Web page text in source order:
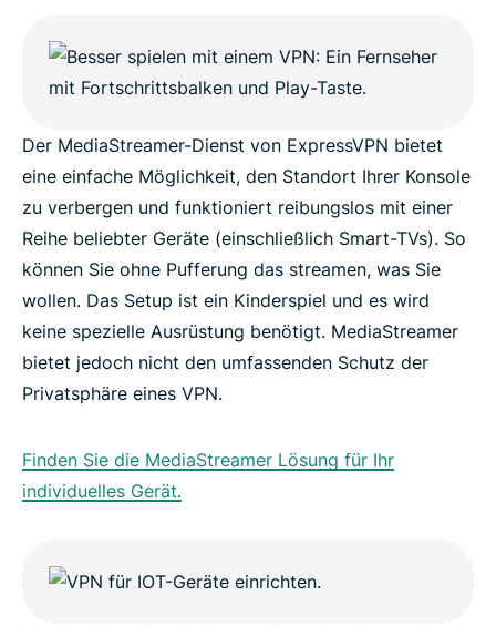
Der MediaStreamer-Dienst von ExpressVPN bietet
eine einfache Möglichkeit, den Standort Ihrer Konsole
zu verbergen und funktioniert reibungslos mit einer
Reihe beliebter Geräte (einschließlich Smart-TVs). So
können Sie ohne Pufferung das streamen, was Sie
wollen. Das Setup ist ein Kinderspiel und es wird
keine spezielle Ausrüstung benötigt. MediaStreamer
bietet jedoch nicht den umfassenden Schutz der
Privatsphäre eines VPN.
Finden Sie die MediaStreamer Lösung für Ihr
individuelles Gerät.